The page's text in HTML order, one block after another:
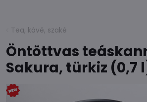
Tea, kávé, szaké
Öntöttvas
Sakura, türkiz (0,7